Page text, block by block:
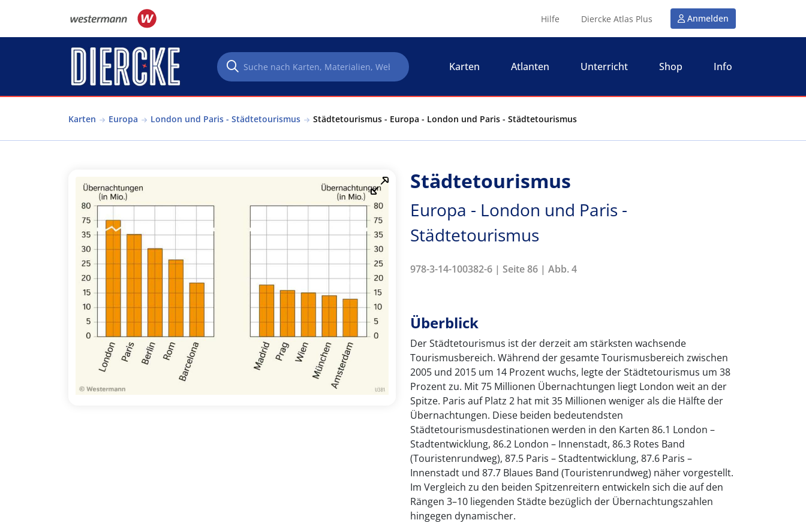
Hilfe Diercke Atlas Plus Anmelden
Karten Atlanten Unterricht Shop Info
Karten Europa London und Paris - Städtetourismus Städtetourismus - Europa - London und Paris - Städtetourismus
Städtetourismus
Europa - London und Paris -
Städtetourismus
978-3-14-100382-6 | Seite 86 | Abb. 4
Überblick
Der Städtetourismus ist der derzeit am stärksten wachsende
Tourismusbereich. Während der gesamte Tourismusbereich zwischen
2005 und 2015 um 14 Prozent wuchs, legte der Städtetourismus um 38
Prozent zu. Mit 75 Millionen Übernachtungen liegt London weit an der
Spitze. Paris auf Platz 2 hat mit 35 Millionen weniger als die Hälfte der
Übernachtungen. Diese beiden bedeutendsten
Städtetourismusdestinationen werden in den Karten 86.1 London –
Stadtentwicklung, 86.2 London – Innenstadt, 86.3 Rotes Band
(Touristenrundweg), 87.5 Paris – Stadtentwicklung, 87.6 Paris –
Innenstadt und 87.7 Blaues Band (Touristenrundweg) näher vorgestellt.
Im Vergleich zu den beiden Spitzenreitern entwickeln sich die auf den
Rängen 3–10 liegenden Städte bezüglich der Übernachtungszahlen
hingegen dynamischer.